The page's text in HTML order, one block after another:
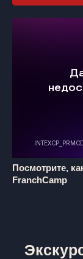
Посмотрите,
FranchCamp